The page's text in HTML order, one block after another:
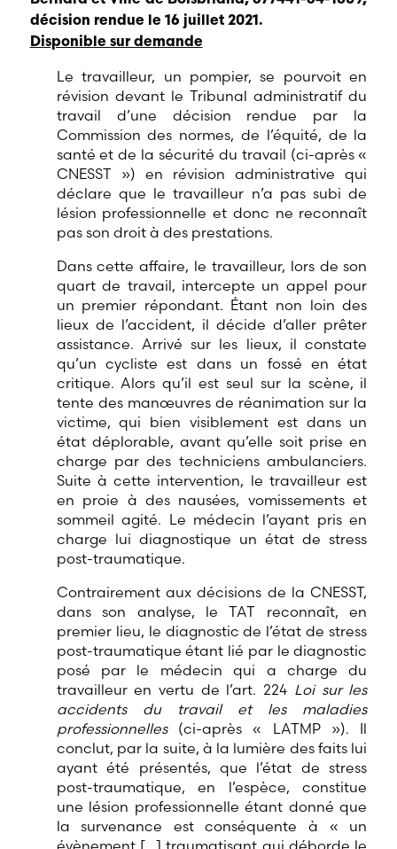
décision rendue le 16 juillet 2021.
Disponible sur demande
Le travailleur, un pompier, se pourvoit en
révision devant le Tribunal administratif du
travail d’une décision rendue par la
Commission des normes, de l’équité, de la
santé et de la sécurité du travail (ci-après «
CNESST ») en révision administrative qui
déclare que le travailleur n’a pas subi de
lésion professionnelle et donc ne reconnaît
pas son droit à des prestations.
Dans cette affaire, le travailleur, lors de son
quart de travail, intercepte un appel pour
un premier répondant. Étant non loin des
lieux de l’accident, il décide d’aller prêter
assistance. Arrivé sur les lieux, il constate
qu’un cycliste est dans un fossé en état
critique. Alors qu’il est seul sur la scène, il
tente des manœuvres de réanimation sur la
victime, qui bien visiblement est dans un
état déplorable, avant qu’elle soit prise en
charge par des techniciens ambulanciers.
Suite à cette intervention, le travailleur est
en proie à des nausées, vomissements et
sommeil agité. Le médecin l’ayant pris en
charge lui diagnostique un état de stress
post-traumatique.
Contrairement aux décisions de la CNESST,
dans son analyse, le TAT reconnaît, en
premier lieu, le diagnostic de l’état de stress
post-traumatique étant lié par le diagnostic
posé par le médecin qui a charge du
travailleur en vertu de l’art. 224 Loi sur les
accidents du travail et les maladies
professionnelles (ci-après « LATMP »). Il
conclut, par la suite, à la lumière des faits lui
ayant été présentés, que l’état de stress
post-traumatique, en l’espèce, constitue
une lésion professionnelle étant donné que
la survenance est conséquente à « un
évènement […] traumatisant qui déborde le